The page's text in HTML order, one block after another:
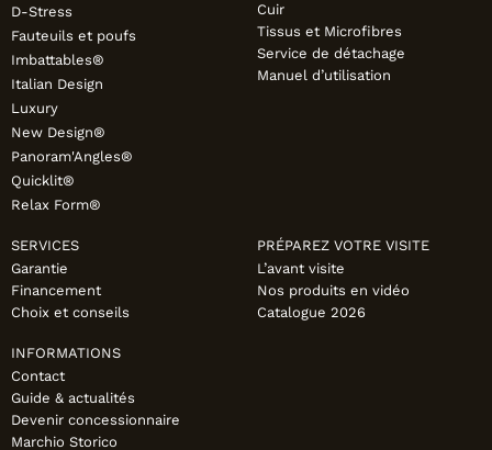
D-Stress
Fauteuils et poufs
Imbattables®
Italian Design
Luxury
New Design®
Panoram'Angles®
Quicklit®
Relax Form®
Cuir
Tissus et Microfibres
Service de détachage
Manuel d’utilisation
SERVICES
Garantie
Financement
Choix et conseils
PRÉPAREZ VOTRE VISITE
L’avant visite
Nos produits en vidéo
Catalogue 2026
INFORMATIONS
Contact
Guide & actualités
Devenir concessionnaire
Marchio Storico